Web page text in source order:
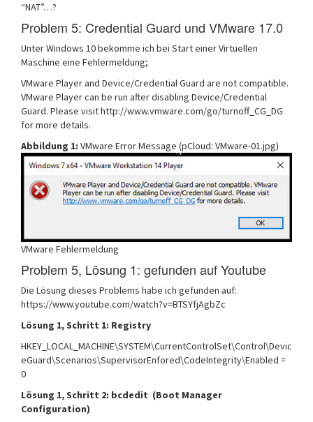
“NAT”…?
Problem 5: Credential Guard und VMware 17.0
Unter Windows 10 bekomme ich bei Start einer Virtuellen
Maschine eine Fehlermeldung;
VMware Player and Device/Credential Guard are not compatible.
VMware Player can be run after disabling Device/Credential
Guard. Please visit http://www.vmware.com/go/turnoff_CG_DG
for more details.
Abbildung 1: VMware Error Message (pCloud: VMware-01.jpg)
VMware Fehlermeldung
Problem 5, Lösung 1: gefunden auf Youtube
Die Lösung dieses Problems habe ich gefunden auf:
https://www.youtube.com/watch?v=BTSYfjAgbZc
Lösung 1, Schritt 1: Registry
HKEY_LOCAL_MACHINE\SYSTEM\CurrentControlSet\Control\Devic
eGuard\Scenarios\SupervisorEnfored\CodeIntegrity\Enabled =
0
Lösung 1, Schritt 2: bcdedit (Boot Manager
Configuration)